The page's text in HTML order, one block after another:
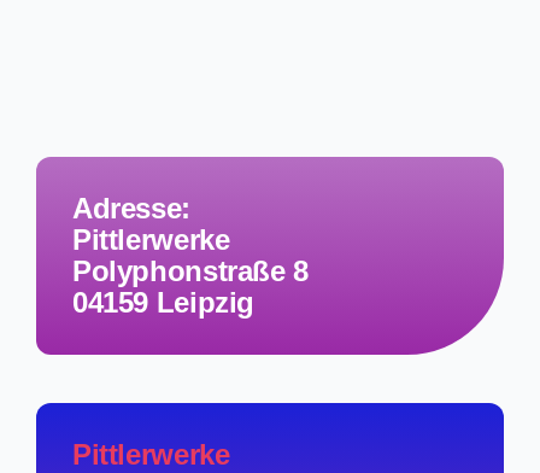
Adresse:
Pittlerwerke
Polyphonstraße 8
04159 Leipzig
Pittlerwerke